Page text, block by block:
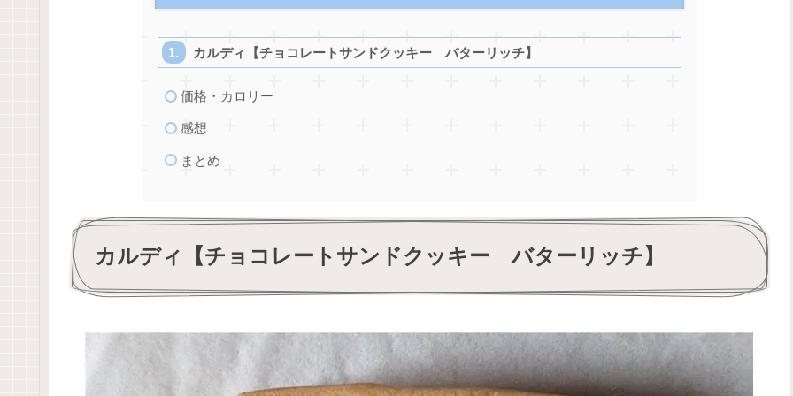
カルディ【チョコレートサンドクッキー バターリッチ】
価格・カロリー
感想
まとめ
カルディ【チョコレートサンドクッキー バターリッチ】